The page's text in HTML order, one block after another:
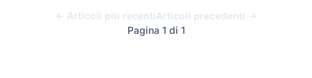
← Articoli più recenti
Pagina 1 di 1
Articoli precedenti →